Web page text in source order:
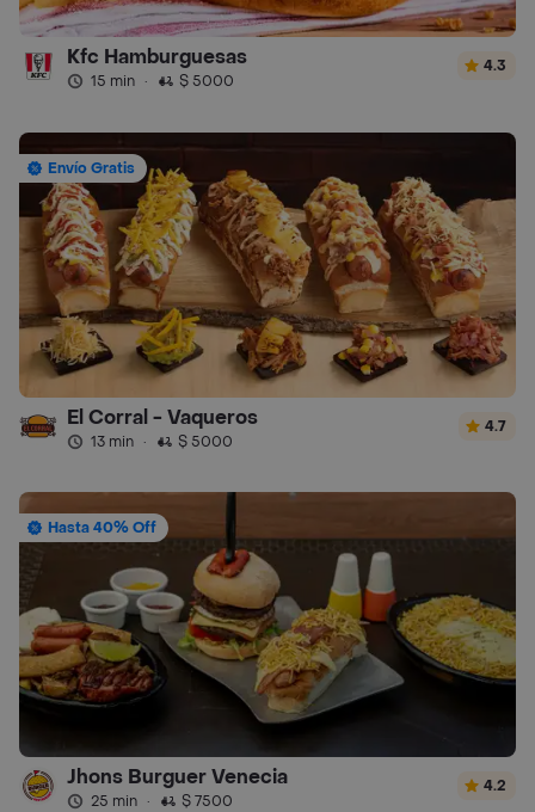
Kfc Hamburguesas
15 min · $ 5000
4.3
Envío Gratis
El Corral - Vaqueros
13 min · $ 5000
4.7
Hasta 40% Off
Jhons Burguer Venecia
25 min · $ 7500
4.2